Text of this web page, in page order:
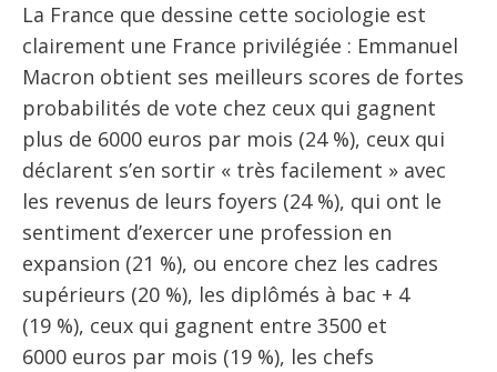
La France que dessine cette sociologie est
clairement une France privilégiée : Emmanuel
Macron obtient ses meilleurs scores de fortes
probabilités de vote chez ceux qui gagnent
plus de 6000 euros par mois (24 %), ceux qui
déclarent s’en sortir « très facilement » avec
les revenus de leurs foyers (24 %), qui ont le
sentiment d’exercer une profession en
expansion (21 %), ou encore chez les cadres
supérieurs (20 %), les diplômés à bac + 4
(19 %), ceux qui gagnent entre 3500 et
6000 euros par mois (19 %), les chefs